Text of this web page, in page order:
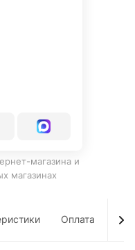
магазина и
магазинах
Оплата